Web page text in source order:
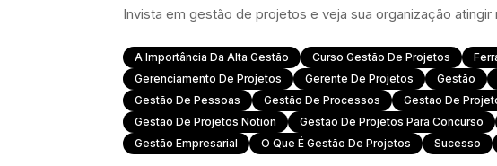
Invista em gestão de projetos e veja sua organização
A Importância Da Alta Gestão Curso Gestão De Projetos
Gerenciamento De Projetos
Gerente De Projetos Gestão
Gestão De Pessoas
Gestão De Processos Gestao De
Gestão De Projetos Notion
Gestão De Projetos Para Concurso
Gestão Empresarial
O Que É Gestão De Projetos Sucesso